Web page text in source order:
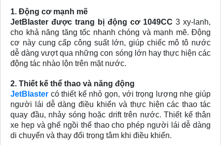
1. Động cơ mạnh mẽ
JetBlaster được trang bị động cơ 1049CC 3 xy-lanh,
cho khả năng tăng tốc nhanh chóng và mạnh mẽ. Động
cơ này cung cấp công suất lớn, giúp chiếc mô tô nước
dễ dàng vượt qua những con sóng lớn hay thực hiện các
động tác nhào lộn trên mặt nước.
2. Thiết kế thể thao và năng động
JetBlaster có thiết kế nhỏ gọn, với trọng lượng nhẹ giúp
người lái dễ dàng điều khiển và thực hiện các thao tác
quay đầu, nhảy sóng hoặc drift trên nước. Thiết kế thân
xe hẹp và ghế ngồi thể thao cho phép người lái dễ dàng
di chuyển và thay đổi trọng tâm khi điều khiển.